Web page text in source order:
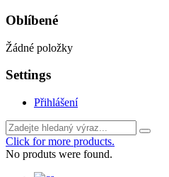
Oblíbené
Žádné položky
Settings
Přihlášení
Click for more products.
No produts were found.